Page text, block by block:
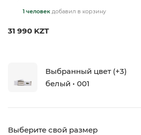
1 человек добавил в корзину
31 990 KZT
Выбранный цвет (+3)
белый • 001
Выберите свой размер